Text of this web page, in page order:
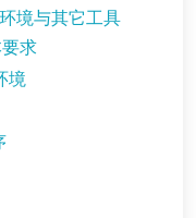
境与其它工具
求
境